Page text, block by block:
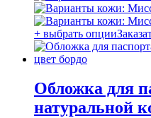
+ выбрать опции
Обложка для
натуральной